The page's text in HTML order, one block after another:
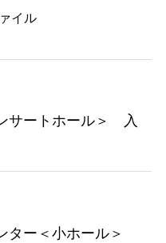
イル
サートホール＞ 入
ター＜小ホール＞